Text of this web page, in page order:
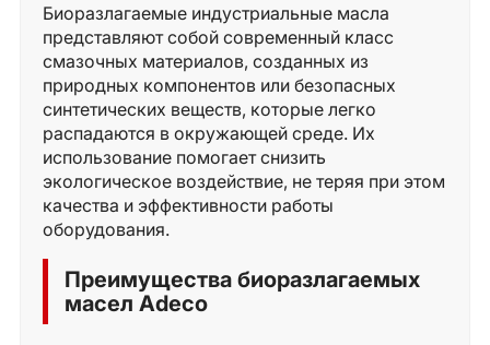
Биоразлагаемые индустриальные масла
представляют собой современный класс
смазочных материалов, созданных из
природных компонентов или безопасных
синтетических веществ, которые легко
распадаются в окружающей среде. Их
использование помогает снизить
экологическое воздействие, не теряя при этом
качества и эффективности работы
оборудования.
Преимущества биоразлагаемых
масел Adeco